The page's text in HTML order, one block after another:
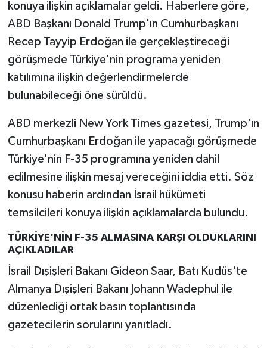
konuya ilişkin açıklamalar geldi. Haberlere göre,
ABD Başkanı Donald Trump'ın Cumhurbaşkanı
Recep Tayyip Erdoğan ile gerçekleştireceği
görüşmede Türkiye'nin programa yeniden
katılımına ilişkin değerlendirmelerde
bulunabileceği öne sürüldü.
ABD merkezli New York Times gazetesi, Trump'ın
Cumhurbaşkanı Erdoğan ile yapacağı görüşmede
Türkiye'nin F-35 programına yeniden dahil
edilmesine ilişkin mesaj vereceğini iddia etti. Söz
konusu haberin ardından İsrail hükümeti
temsilcileri konuya ilişkin açıklamalarda bulundu.
TÜRKİYE'NİN F-35 ALMASINA KARŞI OLDUKLARINI
AÇIKLADILAR
İsrail Dışişleri Bakanı Gideon Saar, Batı Kudüs'te
Almanya Dışişleri Bakanı Johann Wadephul ile
düzenlediği ortak basın toplantısında
gazetecilerin sorularını yanıtladı.